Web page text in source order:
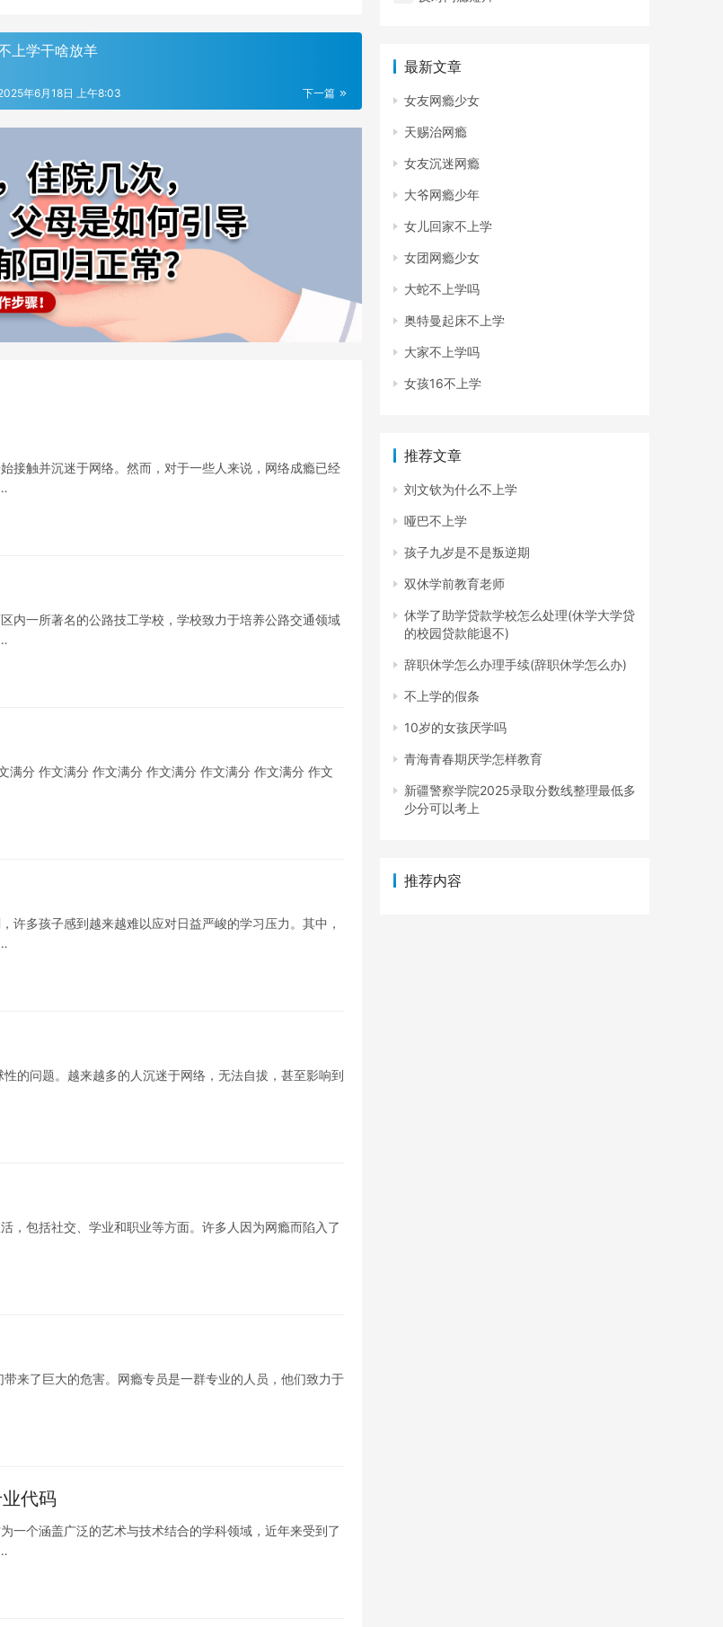
上学干啥放羊
下一篇
年6月18日 上午8:03
接触并沉迷于网络。然而，对于一些人来说，网络成瘾已经
内一所著名的公路技工学校，学校致力于培养公路交通领域
分 作文满分 作文满分 作文满分 作文满分 作文满分 作文
许多孩子感到越来越难以应对日益严峻的学习压力。其中，
的问题。越来越多的人沉迷于网络，无法自拔，甚至影响到
，包括社交、学业和职业等方面。许多人因为网瘾而陷入了
来了巨大的危害。网瘾专员是一群专业的人员，他们致力于
代码
一个涵盖广泛的艺术与技术结合的学科领域，近年来受到了
最新文章
女友网瘾少女
天赐治网瘾
女友沉迷网瘾
大爷网瘾少年
女儿回家不上学
女团网瘾少女
大蛇不上学吗
奥特曼起床不上学
大家不上学吗
女孩16不上学
推荐文章
刘文钦为什么不上学
哑巴不上学
孩子九岁是不是叛逆期
双休学前教育老师
休学了助学贷款学校怎么处理(休学大学贷
的校园贷款能退不)
辞职休学怎么办理手续(辞职休学怎么办)
不上学的假条
10岁的女孩厌学吗
青海青春期厌学怎样教育
新疆警察学院2025录取分数线整理最低多
少分可以考上
推荐内容